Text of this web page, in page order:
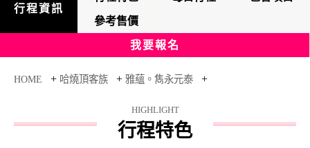
行程資訊
參考售價
我要報名
HOME + 哈燒頂客族 + 雅蘊。雋永元泰 +
HIGHLIGHT
行程特色